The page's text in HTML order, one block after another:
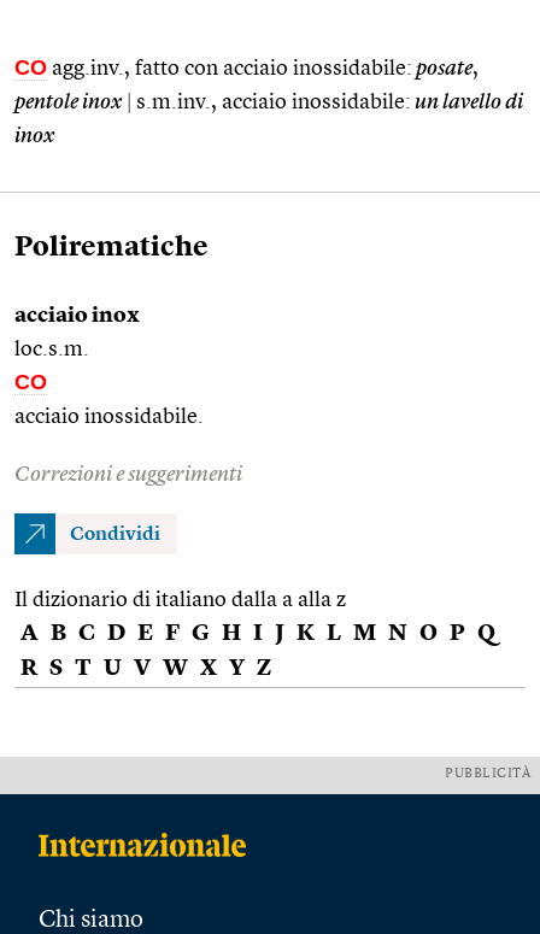
CO agg.inv., fatto con acciaio inossidabile: posate,
pentole inox
s.m.inv., acciaio inossidabile: un lavello di
inox
Polirematiche
acciaio inox
loc.s.m.
CO
acciaio inossidabile.
Correzioni e suggerimenti
Condividi
Il dizionario di italiano dalla a alla z
A B C D E F G H I J K L M N O P Q
R S T U V W X Y Z
PUBBLICITÀ
Chi siamo